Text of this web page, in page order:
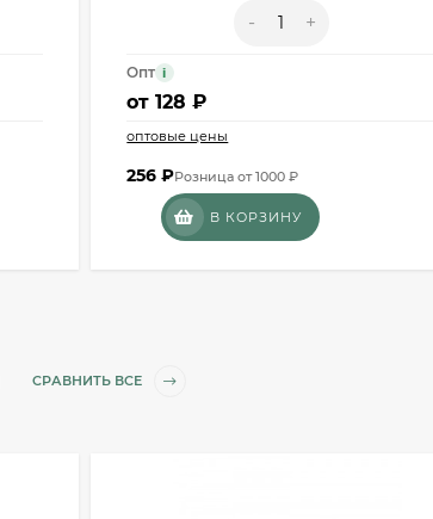
- +
Опт i
от128 ₽
оптовые цены
256₽Розница от 1000 ₽
В КОРЗИНУ
СРАВНИТЬ ВСЕ